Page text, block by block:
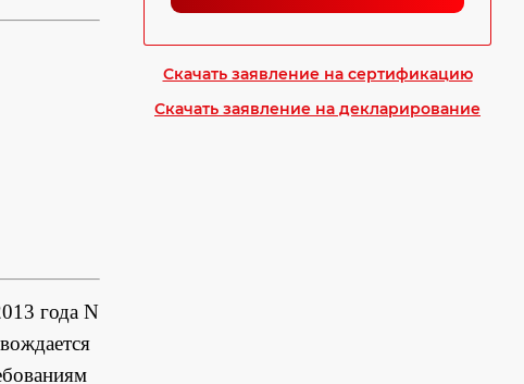
года N
Скачать заявление на сертификацию
Скачать заявление на декларирование